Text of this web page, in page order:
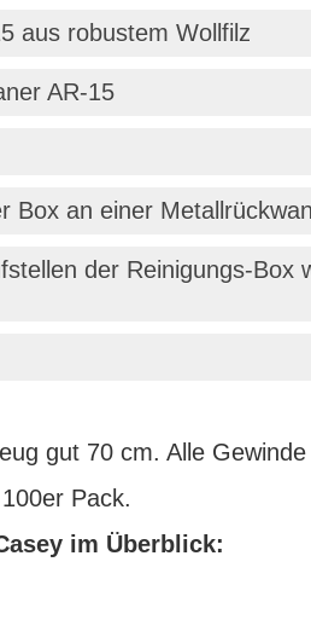
aus robustem Wollfilz
AR-15
Box an einer
der Reinigungs-Box
gut 70 cm. Alle
Pack.
im Überblick: